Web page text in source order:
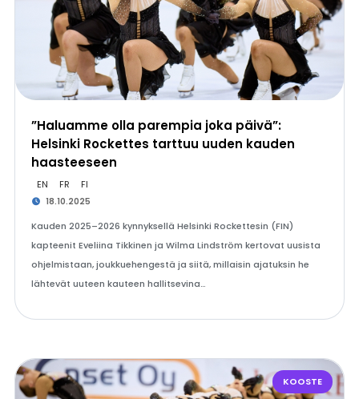
”Haluamme olla parempia joka päivä”:
Helsinki Rockettes tarttuu uuden kauden
haasteeseen
EN FR FI
18.10.2025
Kauden 2025–2026 kynnyksellä Helsinki Rockettesin (FIN)
kapteenit Eveliina Tikkinen ja Wilma Lindström kertovat uusista
ohjelmistaan, joukkuehengestä ja siitä, millaisin ajatuksin he
lähtevät uuteen kauteen hallitsevina…
KOOSTE